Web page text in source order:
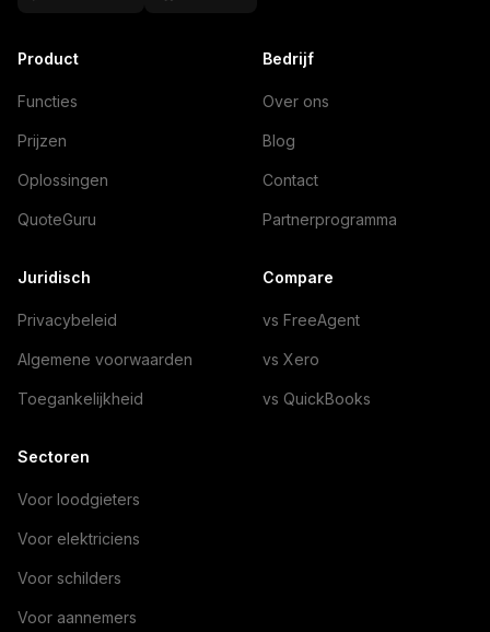
Product
Functies
Prijzen
Oplossingen
QuoteGuru
Bedrijf
Over ons
Blog
Contact
Partnerprogramma
Juridisch
Privacybeleid
Algemene voorwaarden
Toegankelijkheid
Compare
vs FreeAgent
vs Xero
vs QuickBooks
Sectoren
Voor loodgieters
Voor elektriciens
Voor schilders
Voor aannemers